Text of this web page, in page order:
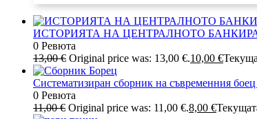
ИСТОРИЯТА НА ЦЕНТРАЛНОТО
0 Ревюта
13,00€ Original price was: 13,00 €.10,00 €
Систематизиран сборник на съвременния боец
0 Ревюта
11,00€ Original price was: 11,00 €.8,00 €